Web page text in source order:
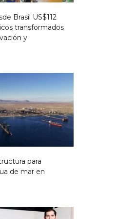
Brasil US$112
transformados
y
para
de mar en